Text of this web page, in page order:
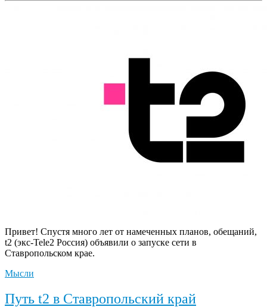
Привет! Спустя много лет от намеченных планов, обещаний,
t2 (экс-Tele2 Россия) объявили о запуске сети в
Ставропольском крае.
Мысли
Путь t2 в Ставропольский край